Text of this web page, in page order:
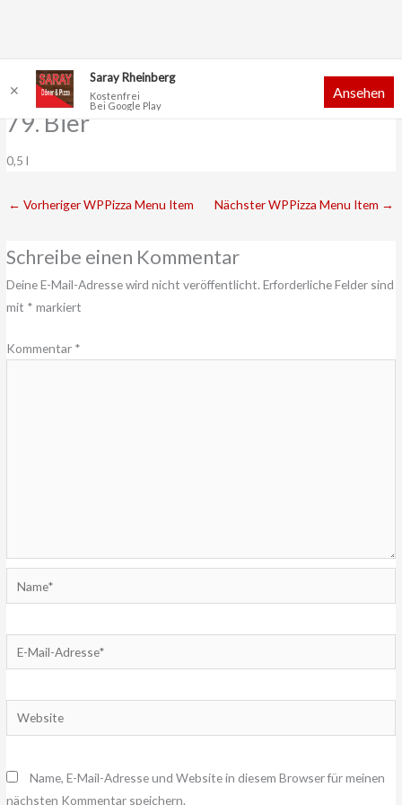
Inhalt
79. Bier
0,5 l
← Vorheriger WPPizza Menu Item Nächster WPPizza Menu Item →
Schreibe einen Kommentar
Deine E-Mail-Adresse wird nicht veröffentlicht. Erforderliche Felder sind
mit * markiert
Kommentar *
Mail-
Website
Name, E-Mail-Adresse und Website in diesem Browser für meinen
nächsten Kommentar speichern.
✕
Saray Rheinberg
Kostenfrei
Bei Google Play
Ansehen